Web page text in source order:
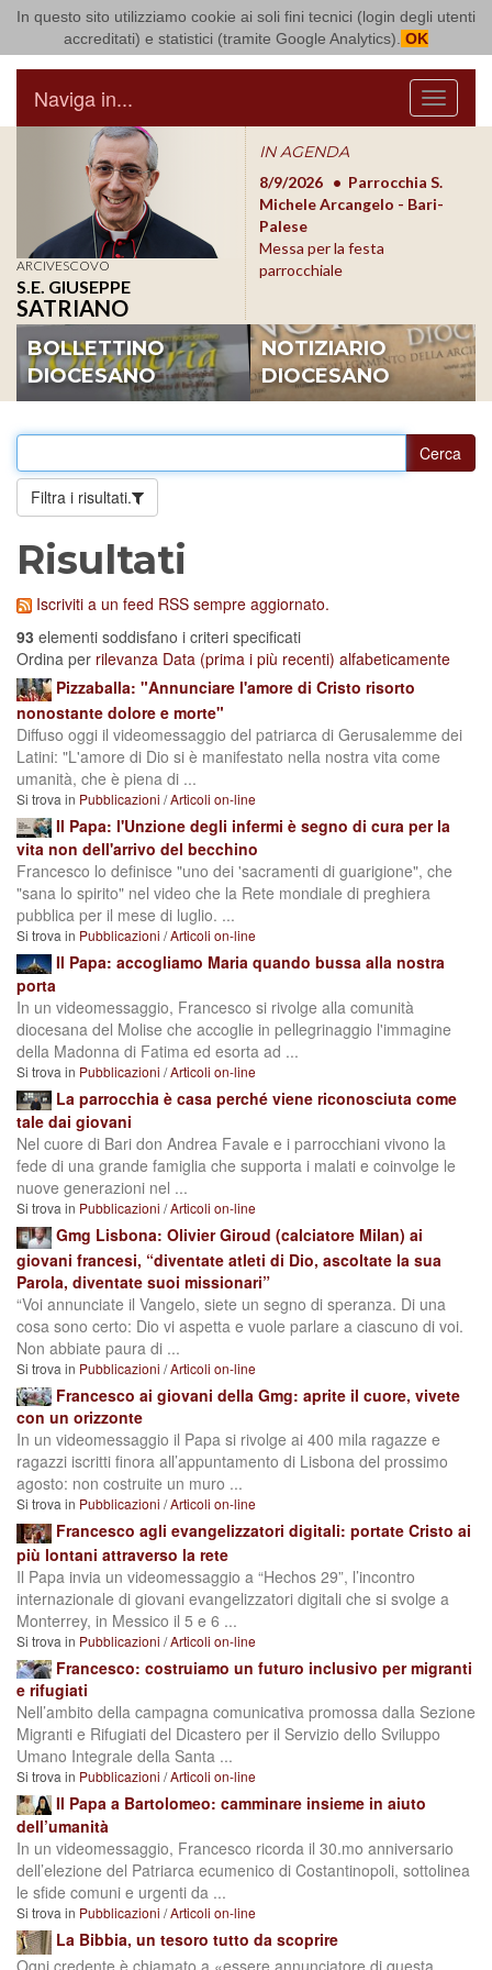
In questo sito utilizziamo cookie ai soli fini tecnici (login degli utenti
accreditati) e statistici (tramite Google Analytics). OK
Arcidiocesi di Bari Bitonto
Menu
Naviga in...
ARCIVESCOVO
S.E. GIUSEPPE
SATRIANO
IN AGENDA
8/17/2026
Conversano
Conferenza Episcopale
Pugliese
8/9/2026
Parrocchia S.
Michele Arcangelo - Bari-
Palese
Messa per la festa
parrocchiale
BOLLETTINO
DIOCESANO
NOTIZIARIO
DIOCESANO
Filtra i risultati.
Risultati
Iscriviti a un feed RSS sempre aggiornato.
93 elementi soddisfano i criteri specificati
Ordina per rilevanza Data (prima i più recenti) alfabeticamente
Pizzaballa: "Annunciare l'amore di Cristo risorto
nonostante dolore e morte"
Diffuso oggi il videomessaggio del patriarca di Gerusalemme dei
Latini: "L'amore di Dio si è manifestato nella nostra vita come
umanità, che è piena di ...
Si trova in Pubblicazioni /Articoli on-line
Il Papa: l'Unzione degli infermi è segno di cura per la
vita non dell'arrivo del becchino
Francesco lo definisce "uno dei 'sacramenti di guarigione", che
"sana lo spirito" nel video che la Rete mondiale di preghiera
pubblica per il mese di luglio. ...
Si trova in Pubblicazioni /Articoli on-line
Il Papa: accogliamo Maria quando bussa alla nostra
porta
In un videomessaggio, Francesco si rivolge alla comunità
diocesana del Molise che accoglie in pellegrinaggio l'immagine
della Madonna di Fatima ed esorta ad ...
Si trova in Pubblicazioni /Articoli on-line
La parrocchia è casa perché viene riconosciuta come
tale dai giovani
Nel cuore di Bari don Andrea Favale e i parrocchiani vivono la
fede di una grande famiglia che supporta i malati e coinvolge le
nuove generazioni nel ...
Si trova in Pubblicazioni /Articoli on-line
Gmg Lisbona: Olivier Giroud (calciatore Milan) ai
giovani francesi, “diventate atleti di Dio, ascoltate la sua
Parola, diventate suoi missionari”
“Voi annunciate il Vangelo, siete un segno di speranza. Di una
cosa sono certo: Dio vi aspetta e vuole parlare a ciascuno di voi.
Non abbiate paura di ...
Si trova in Pubblicazioni /Articoli on-line
Francesco ai giovani della Gmg: aprite il cuore, vivete
con un orizzonte
In un videomessaggio il Papa si rivolge ai 400 mila ragazze e
ragazzi iscritti finora all’appuntamento di Lisbona del prossimo
agosto: non costruite un muro ...
Si trova in Pubblicazioni /Articoli on-line
Francesco agli evangelizzatori digitali: portate Cristo ai
più lontani attraverso la rete
Il Papa invia un videomessaggio a “Hechos 29”, l’incontro
internazionale di giovani evangelizzatori digitali che si svolge a
Monterrey, in Messico il 5 e 6 ...
Si trova in Pubblicazioni /Articoli on-line
Francesco: costruiamo un futuro inclusivo per migranti
e rifugiati
Nell’ambito della campagna comunicativa promossa dalla Sezione
Migranti e Rifugiati del Dicastero per il Servizio dello Sviluppo
Umano Integrale della Santa ...
Si trova in Pubblicazioni /Articoli on-line
Il Papa a Bartolomeo: camminare insieme in aiuto
dell’umanità
In un videomessaggio, Francesco ricorda il 30.mo anniversario
dell’elezione del Patriarca ecumenico di Costantinopoli, sottolinea
le sfide comuni e urgenti da ...
Si trova in Pubblicazioni /Articoli on-line
La Bibbia, un tesoro tutto da scoprire
Ogni credente è chiamato a «essere annunciatore di questa